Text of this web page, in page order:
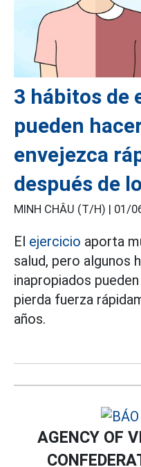
3 hábitos de
pueden
envejezca
después de
MINH CHÂU (T/H) | 01/
El ejercicio aporta
salud, pero algunos
inapropiados
pierda fuerza
años.
AGENCY OF